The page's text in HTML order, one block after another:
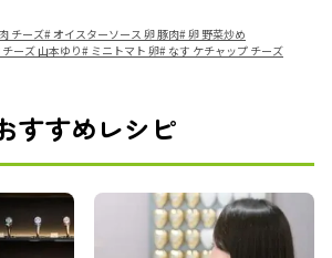
チーズ#オイスターソース 卵 豚肉#卵 野菜炒め
ーズ 山本ゆり# ミニトマト 卵# なす ケチャップ チーズ
すすめレシピ